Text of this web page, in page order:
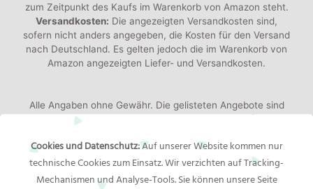
zum Zeitpunkt des Kaufs im Warenkorb von Amazon steht.
Versandkosten: Die angezeigten Versandkosten sind,
sofern nicht anders angegeben, die Kosten für den Versand
nach Deutschland. Es gelten jedoch die im Warenkorb von
Amazon angezeigten Liefer- und Versandkosten.
Alle Angaben ohne Gewähr. Die gelisteten Angebote sind
keine verbindlichen Werbeaussagen der Anbieter!
jeweiligen Händler oder Hersteller bereitgestellt. Das
gelieferte Produkt kann von den Bildern abweichen.
Cookies und Datenschutz:Auf unserer Website kommen nur
technische Cookies zum Einsatz. Wir verzichten auf Tracking-
Mechanismen und Analyse-Tools. Sie können unsere Seite